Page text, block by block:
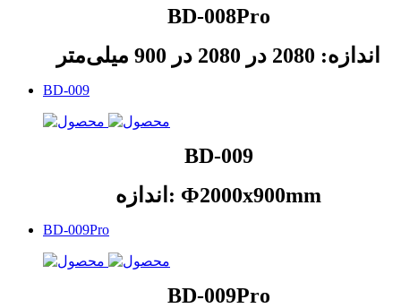
BD-008Pro
اندازه: 2080 در 2080 در 900 میلی‌متر
BD-009
BD-009
اندازه: Ф2000x900mm
BD-009Pro
BD-009Pro